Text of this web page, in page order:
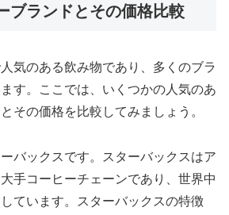
ブランドとその価格比較
気のある飲み物であり、多くのブラ
す。ここでは、いくつかの人気のあ
その価格を比較してみましょう。
バックスです。スターバックスはア
手コーヒーチェーンであり、世界中
ています。スターバックスの特徴